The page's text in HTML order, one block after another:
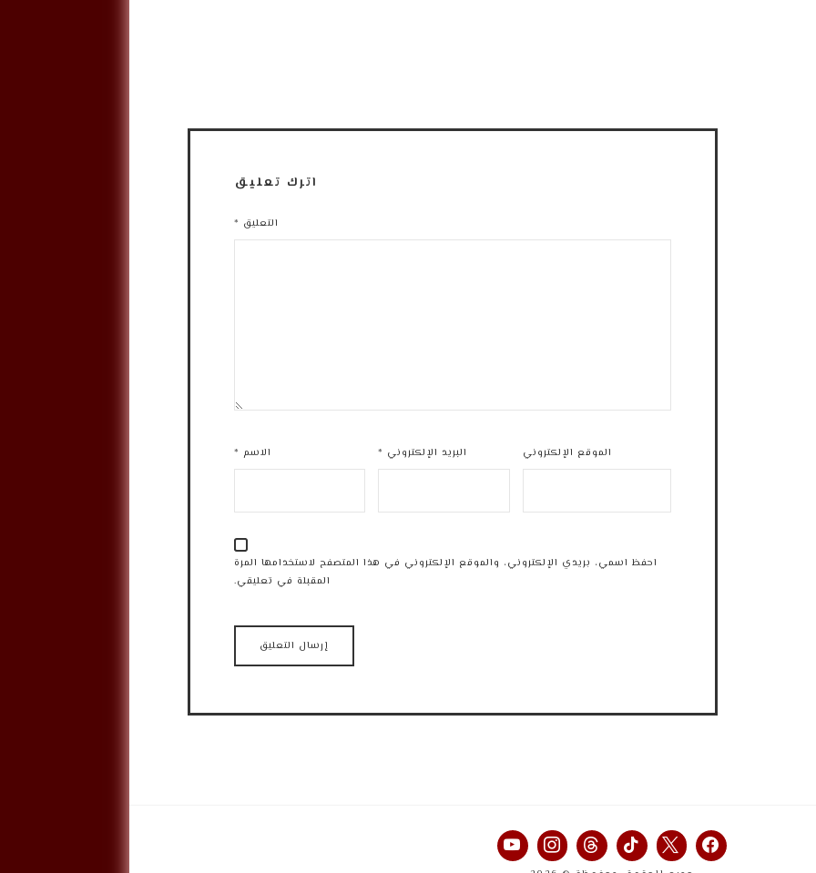
اترك تعليق
التعليق *
الاسم * البريد الإلكتروني * الموقع الإلكتروني
احفظ اسمي، بريدي الإلكتروني، والموقع الإلكتروني في هذا المتصفح لاستخدامها المرة
المقبلة في تعليقي.